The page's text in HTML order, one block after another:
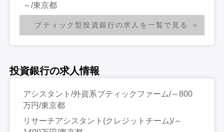
～/東京都
ブティック型投資銀行の求人を一覧で見る
投資銀行の求人情報
アシスタント/外資系ブティックファーム/～800
万円/東京都
リサーチアシスタント(クレジットチーム)/～